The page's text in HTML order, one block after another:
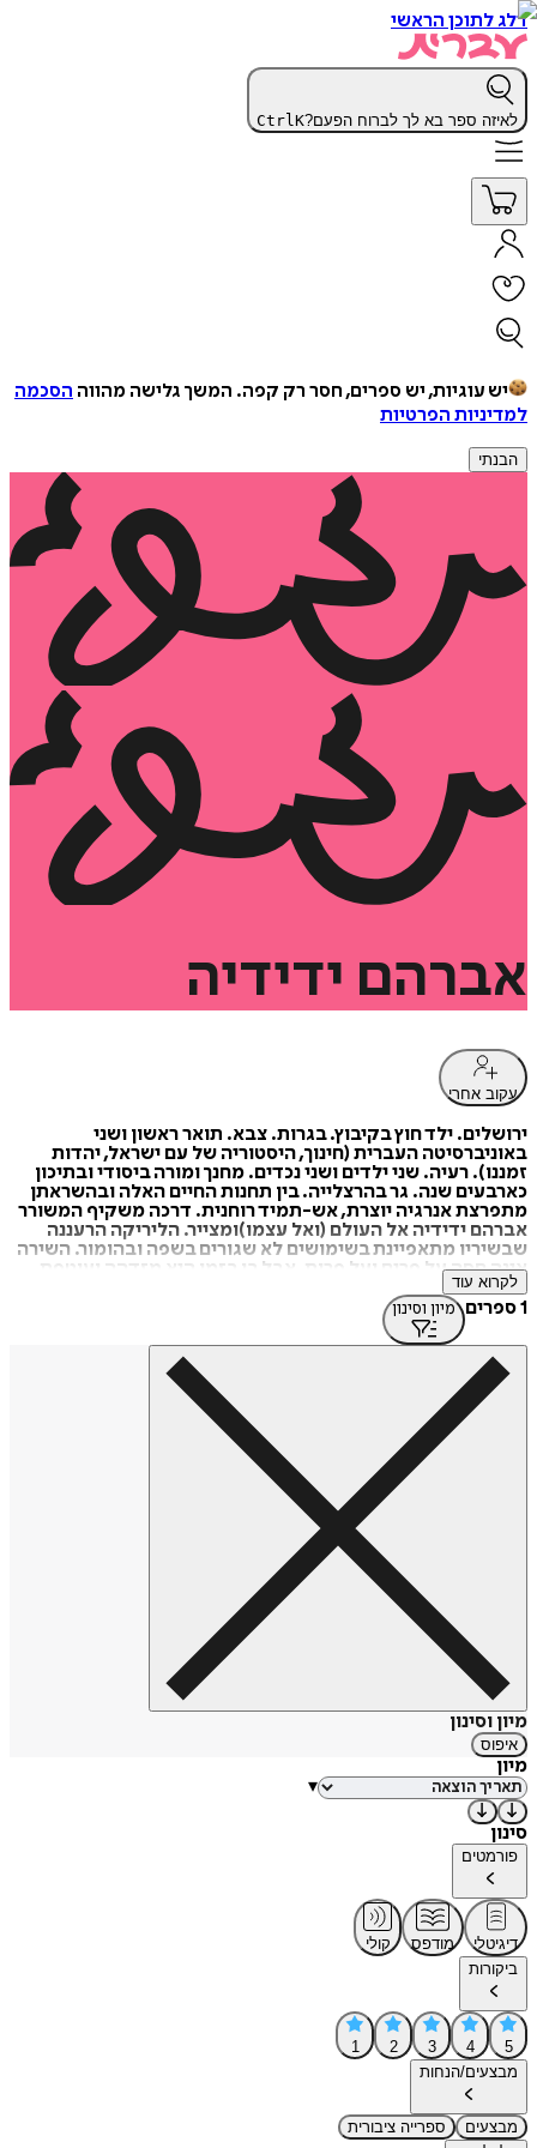
דלג לתוכן הראשי
לאיזה ספר בא לך לברוח הפעם? CtrlK
יש עוגיות, יש ספרים, חסר רק קפה. המשך גלישה מהווה הסכמה
למדיניות הפרטיות
הבנתי
אברהם ידידיה
עקוב אחרי
ירושלים. ילד חוץ בקיבוץ. בגרות. צבא. תואר ראשון ושני
באוניברסיטה העברית (חינוך, היסטוריה של עם ישראל, יהדות
זמננו). רעיה. שני ילדים ושני נכדים. מחנך ומורה ביסודי ובתיכון
כארבעים שנה. גר בהרצלייה. בין תחנות החיים האלה ובהשראתן
מתפרצת אנרגיה יוצרת, אש-תמיד רוחנית. דרכה משקיף המשורר
אברהם ידידיה אל העולם (ואל עצמו)ומצייר. הליריקה הרעננה
שבשיריו מתאפיינת בשימושים לא שגורים בשפה ובהומור. השירה
אינה חסה על פרים ועל פרות, אבל בו בזמן היא מזדהה ועוטפת
בנוחם. אברהם ידידיה מוכר כמוזיקאי יוצר – מלחין מוזיקה קלה
לסוגיה ופזמונאי שחז-עט. אוסף השירים, שמונח לפנינו (יובל
במספר) אינו מתכוון לפרוש השקפת עולם מובנית של המשורר,
אלא ללכוד בזווית המיוחדת לו מרכיבי מציאות שונים (גם בעולמו
האישי), אף אם סותרים הם זה את זה.
לקרוא עוד
1 ספרים מיון וסינון
מיון וסינון
איפוס
מיון
▾
סינון
פורמטים
דיגיטלי מודפס
קולי
ביקורות
5
4
3
2
1
מבצעים/הנחות
מבצעים
ספרייה ציבורית